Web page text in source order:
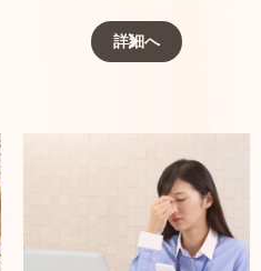
詳細へ